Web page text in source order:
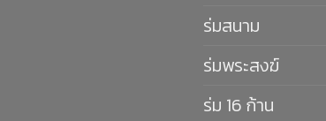
ร่มสนาม
ร่มพระสงฆ์
ร่ม 16 ก้าน